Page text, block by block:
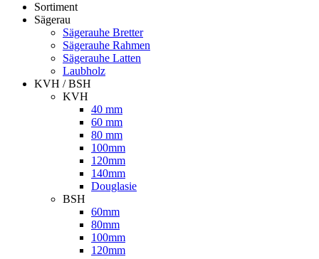
Sortiment
Sägerau
Sägerauhe Bretter
Sägerauhe Rahmen
Sägerauhe Latten
Laubholz
KVH / BSH
KVH
40 mm
60 mm
80 mm
100mm
120mm
140mm
Douglasie
BSH
60mm
80mm
100mm
120mm